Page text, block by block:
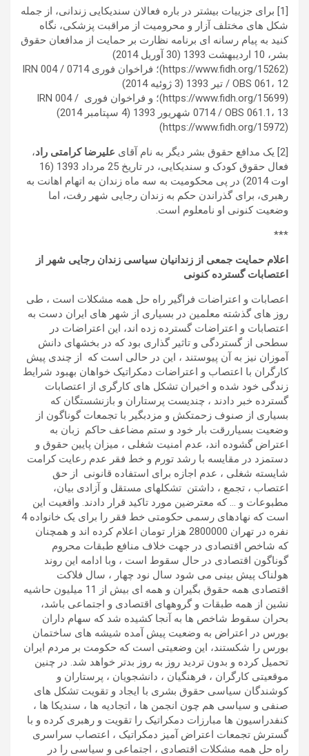
[1] برای جزییات بیشتر در باره فعالان سندیکایی زندانی، از جمله
شکل های مختلف آزار و محرومیت از مراقبت پزشکی، نگاه
کنید به پیام رسانه ای برنامه نظارت بر حمایت از مدافعان حقوق
بشر، 10 اردیبهشت 1393 (30 آوریل 2014)
(https://www.fidh.org/15262)؛ فراخوان فوری IRN 004 / 0714
/ OBS 061، 12 تیر 1393 (3 ژوئیه 2014)
(https://www.fidh.org/15699)؛ و فراخوان فوری IRN 004 /
0714 / OBS 061.1، 13 شهریور 1393 (4 سپتامبر 2014)
(https://www.fidh.org/15972)
[2] یک مدافع حقوق بشر دیگر به نام آقای
علیرضا کرامتی راد،
فعال حقوق کودک و سندیکایی، در تاریخ 25 مرداد 1393 (16
اوت 2014) در پی محکومیت به سه ماه زندان به اتهام اهانت به
رهبری، برای گذراندن حکم به زندان رجایی شهر رفت، اما
وضعیت کنونی او نامعلوم است.
***
اعلام حمایت جمعی از زندانیان سیاسی زندان رجایی شهر از
اعتصابات گسترده کنونی
اعصابات و اعتراضات فراگیر راه حل همه مشکلات است ، طی
روز های گذشته معلمین در بسیاری از شهر های ایران دست به
اعتصابات و اعتراضات گسترده زده اند، این اعتراضات در
سطحی از گستردگی و تاثیر گذاری بود که در بخشهای دانش
آموزان نیز به آن پیوستند ، این در حالی است که از چندی پیش
کارگران با اعتصاب و اعتراضات دمکراتیک خواهان بهبود شرایط
زندگی خود شده و اخیران تشکل های کارگری از اعتصابات
گسترده خبر دادند ، چندیست پرستاران و بازنشستگان که
بسیاری از صنوف زحمتکش و مزدبگیر با تجمعات گوناگون از
وضعیت بسیاررقت بار خود و ستم مضاعف حاکم زبان به
اعتراض گشوده اند، عدم امنیت شغلی ، میزان پایین حقوق و
دستمزد در مقایسه با رشد تورم و خط فقر عدم رعایت کرامت
شایسته شغلی ، عدم اجازه برای استفاده قانونی از حق
اعتصاب ، تجمع ، داشتن تشکلهای مستقل و آزادی بیان،
مطبوعات و … که معترضین مورد تاکید قرار دادند. واقعیت این
است که نهادهای رسمی حکومتی خط فقر را برای یک خانواده 4
نفره در تهران 2800000 هزار تومان اعلام کرده اند و همچنان
که شاخص اقتصادی در جهت خلاف منافع طبقات محروم
گوناگون اقتصادی در حال سقوط است ، وبا ادامه این روند
هولناک پیش بینی می شود سال نود چهار ، سال فلاکت
اقتصادی همه حقوق بگیران و همه ای بیش از 11 میلیون حاشیه
نشین از همه طبقات و گروههای اقتصادی و اجتماعی باشد،
بحران سقوط شاخص ها به آنجا کشیده شد که سهام داران
بورس در اعتراض به وضعیت پیش آمده شیشه های ساختمان
بورس را شکستند، این وضعیتی است که حکومت بر مردم ایران
تحمیل کرده و بدون تردید روز به روز بدتر خواهد شد. در چنین
موقعیتی کارگران ، فرهنگیان ، دانشجویان ، پرستاران و
کوشندگان سیاسی حقوق بشری با ایجاد و تقویت تشکل های
صنفی و سیاسی هم چون انجمن ها ، اتجادیه ها ، سندیکا ها ،
کنفدراسیون ها مبارزات دمکراتیک را تقویت و رهبری کرده و با
گسترش تجمعات اعتراض آمیز دمکراتیک ، اعتصاب سراسری
راه حل همه مشکلات اقتصادی ، اجتماعی و سیاسی را در